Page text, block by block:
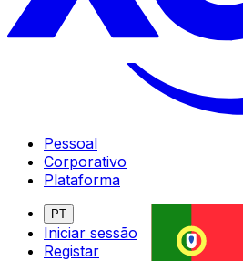
Pessoal
Corporativo
Plataforma
PT
Iniciar sessão
Registar